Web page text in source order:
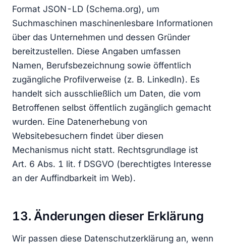
Format JSON-LD (Schema.org), um
Suchmaschinen maschinenlesbare Informationen
über das Unternehmen und dessen Gründer
bereitzustellen. Diese Angaben umfassen
Namen, Berufsbezeichnung sowie öffentlich
zugängliche Profilverweise (z. B. LinkedIn). Es
handelt sich ausschließlich um Daten, die vom
Betroffenen selbst öffentlich zugänglich gemacht
wurden. Eine Datenerhebung von
Websitebesuchern findet über diesen
Mechanismus nicht statt. Rechtsgrundlage ist
Art. 6 Abs. 1 lit. f DSGVO (berechtigtes Interesse
an der Auffindbarkeit im Web).
13. Änderungen dieser Erklärung
Wir passen diese Datenschutzerklärung an, wenn